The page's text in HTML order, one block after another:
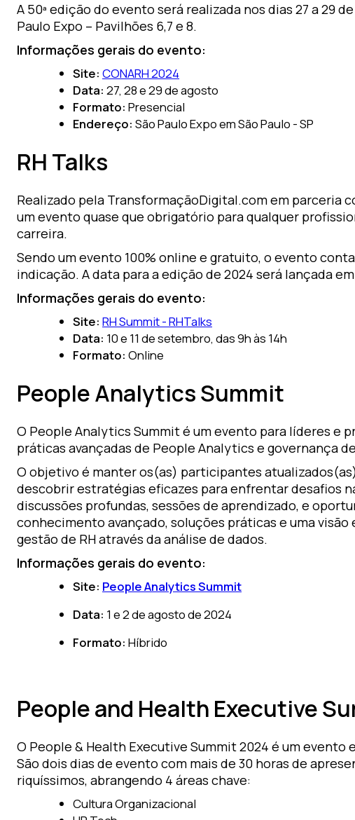
A 50ª edição do evento será realizada nos dias 27 a 29
Paulo Expo – Pavilhões 6,7 e 8.
Informações gerais do evento:
Site: CONARH 2024
Data: 27, 28 e 29 de agosto
Formato: Presencial
Endereço:São Paulo Expo em São Paulo - SP
RH Talks
Realizado pela TransformaçãoDigital.com em parceria
um evento quase que obrigatório para qualquer
carreira.
Sendo um evento 100% online e gratuito, o evento
indicação. A data para a edição de 2024 será lançada
Informações gerais do evento:
Site:RH Summit - RHTalks
Data: 10 e 11 de setembro, das 9h às 14h
Formato: Online
People Analytics Summit
O People Analytics Summit é um evento para líderes e
práticas avançadas de People Analytics e governança
O objetivo é manter os(as) participantes
descobrir estratégias eficazes para enfrentar desafios
discussões profundas, sessões de aprendizado, e
conhecimento avançado, soluções práticas e uma
gestão de RH através da análise de dados.
Informações gerais do evento:
Site: People Analytics Summit
Data: 1 e 2 de agosto de 2024
Formato: Híbrido
People and Health Executive
O People & Health Executive Summit 2024 é um evento
São dois dias de evento com mais de 30 horas de
riquíssimos, abrangendo 4 áreas chave:
Cultura Organizacional